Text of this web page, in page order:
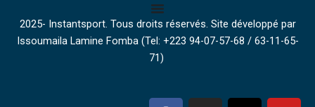
2025- Instantsport. Tous droits réservés. Site développé par
Issoumaila Lamine Fomba (Tel: +223 94-07-57-68 / 63-11-65-
71)